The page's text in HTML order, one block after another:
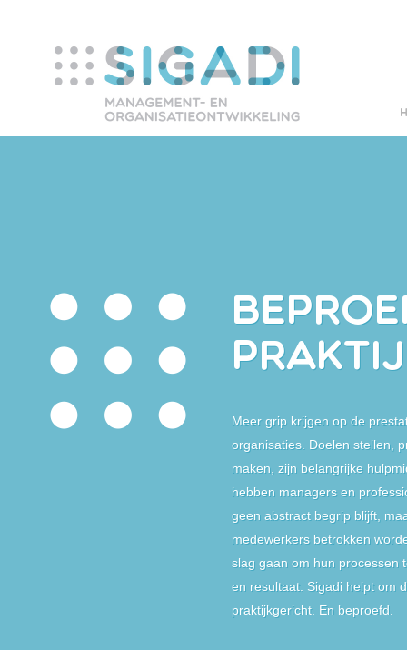
Meer grip krijgen op de
organisaties. Doelen stellen,
maken, zijn belangrijke
hebben managers en
geen abstract begrip blijft,
medewerkers betrokken
slag gaan om hun processen
en resultaat. Sigadi helpt om
praktijkgericht. En beproefd.